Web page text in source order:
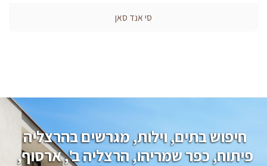
סי אנד סאן
חיפוש בתים, וילות, מגרשים בהרצליה
פיתוח, כפר שמריהו, הרצליה ב', ארסוף,